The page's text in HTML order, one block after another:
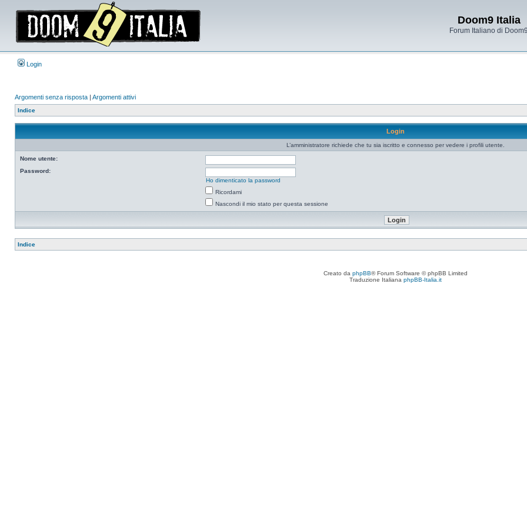
Doom9 Italia
Forum Italiano di Doom9
Login
Argomenti senza risposta | Argomenti attivi
Indice
Login
L’amministratore richiede che tu sia iscritto e connesso per vedere i profili utente.
Nome utente:
Password:
Ho dimenticato la password
Ricordami
Nascondi il mio stato per questa sessione
Indice
Creato da phpBB® Forum Software © phpBB Limited
Traduzione Italiana phpBB-Italia.it